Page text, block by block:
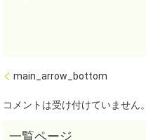
main_arrow_bottom
コメントは受け付けていません。